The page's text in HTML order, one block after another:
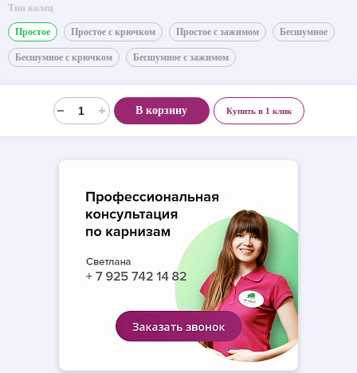
Тип колец
Простое Простое с крючком Простое с зажимом Бесшумное
Бесшумное с крючком Бесшумное с зажимом
В корзину Купить в 1 клик